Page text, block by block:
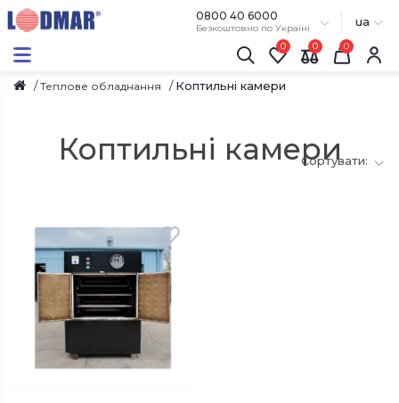
0800 40 6000
Безкоштовно по Україні ua
0 0
Теплове обладнання Коптильні камери
Коптильні камери
Сортувати: